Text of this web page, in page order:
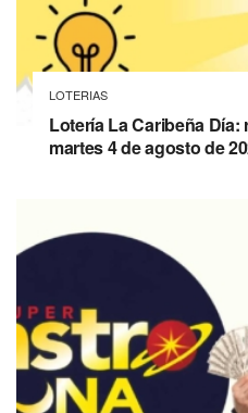
LOTERIAS
Lotería La Caribeña
martes 4 de agosto de